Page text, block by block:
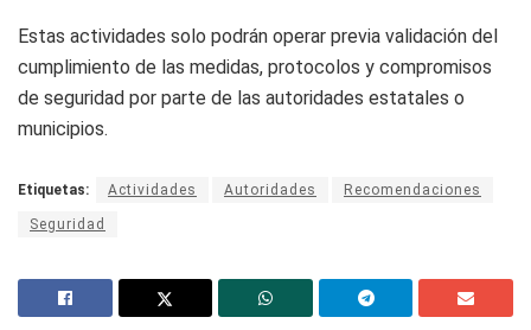
Estas actividades solo podrán operar previa validación del
cumplimiento de las medidas, protocolos y compromisos
de seguridad por parte de las autoridades estatales o
municipios.
Etiquetas: Actividades Autoridades Recomendaciones
Seguridad